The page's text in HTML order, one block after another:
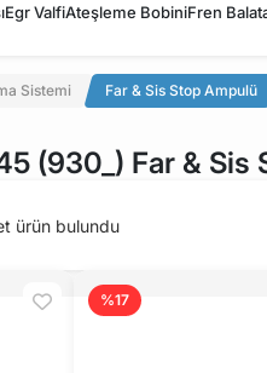
Egr ValfiAteşleme BobiniFren
Sistemi Far & Sis Stop Ampulü
(930_) Far & Sis
ürün bulundu
%17